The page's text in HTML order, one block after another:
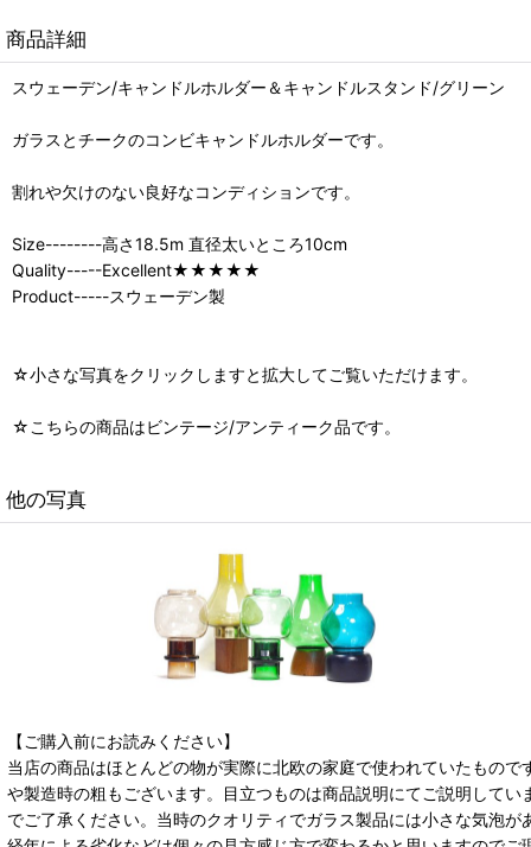
商品詳細
スウェーデン/キャンドルホルダー＆キャンドルスタンド/グリーン
ガラスとチークのコンビキャンドルホルダーです。
割れや欠けのない良好なコンディションです。
Size--------高さ18.5m 直径太いところ10cm
Quality-----Excellent★★★★★
Product-----スウェーデン製
☆小さな写真をクリックしますと拡大してご覧いただけます。
☆こちらの商品はビンテージ/アンティーク品です。
他の写真
【ご購入前にお読みください】
当店の商品はほとんどの物が実際に北欧の家庭で使われていたもの
や製造時の粗もございます。目立つものは商品説明にてご説明して
でご了承ください。当時のクオリティでガラス製品には小さな気泡が